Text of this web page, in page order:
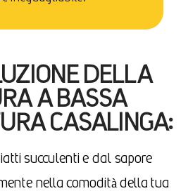
DELLA
A BASSA
CASALINGA:
succulenti e dal sapore
nella comodità della tua